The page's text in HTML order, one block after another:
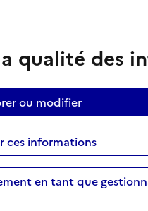
qualité des
ou modifier
ces informations
en tant que